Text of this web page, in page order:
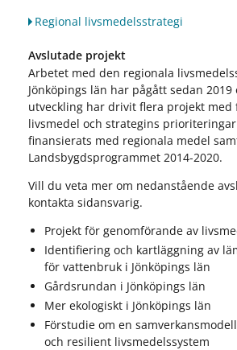
Regional livsmedelsstrategi
Avslutade projekt
Arbetet med den regionala
Jönköpings län har pågått sedan 2019
utveckling har drivit flera projekt med
livsmedel och strategins
finansierats med regionala medel
Landsbygdsprogrammet 2014-2020.
Vill du veta mer om nedanstående
kontakta sidansvarig.
Projekt för genomförande av
Identifiering och kartläggning av
för vattenbruk i Jönköpings län
Gårdsrundan i Jönköpings län
Mer ekologiskt i Jönköpings län
Förstudie om en
och resilient livsmedelssystem